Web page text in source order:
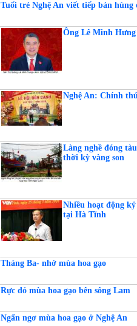
Tuổi trẻ Nghệ An viết tiếp bản hùng
Ông Lê Minh
Nghệ An: Chính
Làng nghề đóng
thời kỳ vàng son
Nhiều hoạt động
tại Hà Tĩnh
Tháng Ba- nhớ mùa hoa gạo
Rực đỏ mùa hoa gạo bên sông Lam
Ngẩn ngơ mùa hoa gạo ở Nghệ An